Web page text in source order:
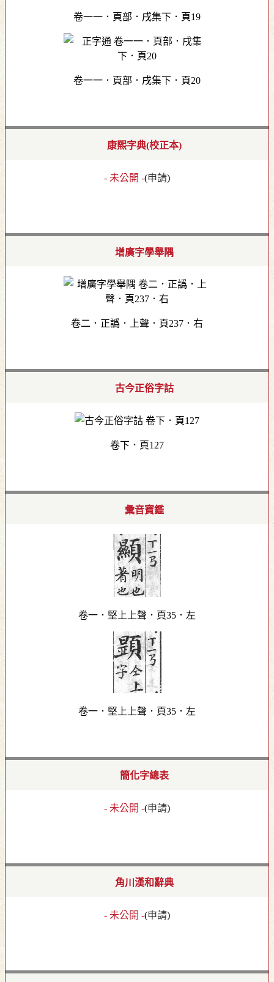
卷一一．頁部．戌集下．頁19
卷一一．頁部．戌集下．頁20
康熙字典(校正本)
- 未公開 -(申請)
增廣字學舉隅
卷二．正譌．上聲．頁237．右
古今正俗字詁
卷下．頁127
彙音寶鑑
卷一．堅上上聲．頁35．左
卷一．堅上上聲．頁35．左
簡化字總表
- 未公開 -(申請)
角川漢和辭典
- 未公開 -(申請)